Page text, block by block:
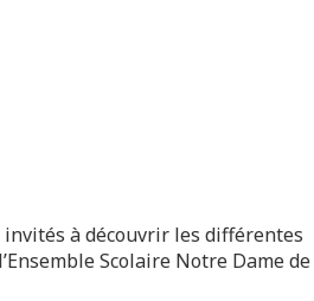
invités à découvrir les différentes
Scolaire Notre Dame de